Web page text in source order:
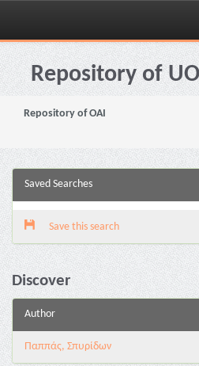
Skip
navigationRepository of
Repository of OAI
Saved Searches
Save this search
Discover
Author
Παππάς, Σπυρίδων